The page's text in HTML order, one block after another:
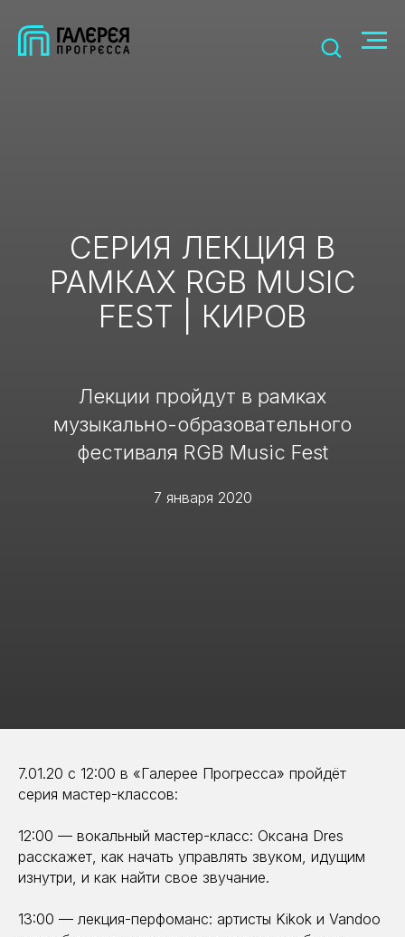
СЕРИЯ ЛЕКЦИЯ В
РАМКАХ RGB MUSIC
FEST | КИРОВ
Лекции пройдут в рамках
музыкально-образовательного
фестиваля RGB Music Fest
7 января 2020
7.01.20 с 12:00 в «Галерее Прогресса» пройдёт
серия мастер-классов:
12:00 — вокальный мастер-класс: Оксана Dres
расскажет, как начать управлять звуком, идущим
изнутри, и как найти свое звучание.
13:00 — лекция-перфоманс: артисты Kikok и Vandoo